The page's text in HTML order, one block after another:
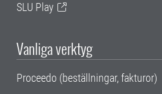
SLU Play
Vanliga verktyg
Proceedo (beställningar, fakturor)